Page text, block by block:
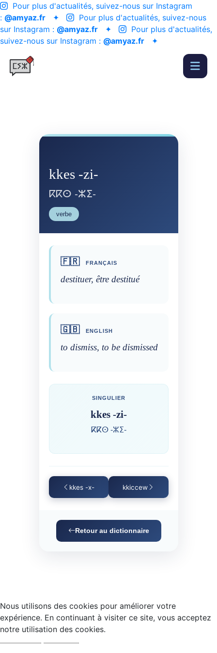
Pour plus d'actualités, suivez-nous sur Instagram
: @amyaz.fr ✦
Pour plus d'actualités, suivez-nous
sur Instagram : @amyaz.fr ✦
Pour plus d'actualités,
suivez-nous sur Instagram : @amyaz.fr ✦
kkes -zi-
ⴽⴽⵙ -ⵣⵉ-
verbe
🇫🇷 FRANÇAIS
destituer, être destitué
🇬🇧 ENGLISH
to dismiss, to be dismissed
SINGULIER
kkes -zi-
ⴽⴽⵙ -ⵣⵉ-
kkes -x- kkiccew
Retour au dictionnaire
Nous utilisons des cookies pour améliorer votre
expérience. En continuant à visiter ce site, vous acceptez
notre utilisation des cookies.